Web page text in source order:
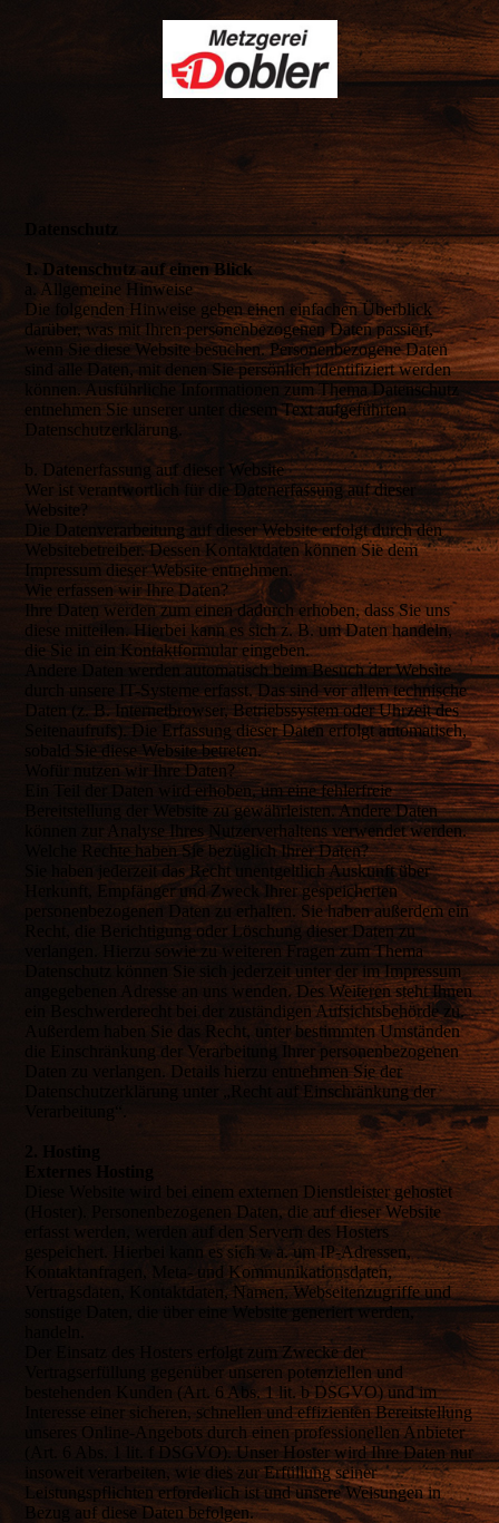
Datenschutz
1. Datenschutz auf einen Blick
a. Allgemeine Hinweise
Die folgenden Hinweise geben einen einfachen Überblick
darüber, was mit Ihren personenbezogenen Daten passiert,
wenn Sie diese Website besuchen. Personenbezogene Daten
sind alle Daten, mit denen Sie persönlich identifiziert werden
können. Ausführliche Informationen zum Thema Datenschutz
entnehmen Sie unserer unter diesem Text aufgeführten
Datenschutzerklärung.
b. Datenerfassung auf dieser Website
Wer ist verantwortlich für die Datenerfassung auf dieser
Website?
Die Datenverarbeitung auf dieser Website erfolgt durch den
Websitebetreiber. Dessen Kontaktdaten können Sie dem
Impressum dieser Website entnehmen.
Wie erfassen wir Ihre Daten?
Ihre Daten werden zum einen dadurch erhoben, dass Sie uns
diese mitteilen. Hierbei kann es sich z. B. um Daten handeln,
die Sie in ein Kontaktformular eingeben.
Andere Daten werden automatisch beim Besuch der Website
durch unsere IT-Systeme erfasst. Das sind vor allem technische
Daten (z. B. Internetbrowser, Betriebssystem oder Uhrzeit des
Seitenaufrufs). Die Erfassung dieser Daten erfolgt automatisch,
sobald Sie diese Website betreten.
Wofür nutzen wir Ihre Daten?
Ein Teil der Daten wird erhoben, um eine fehlerfreie
Bereitstellung der Website zu gewährleisten. Andere Daten
können zur Analyse Ihres Nutzerverhaltens verwendet werden.
Welche Rechte haben Sie bezüglich Ihrer Daten?
Sie haben jederzeit das Recht unentgeltlich Auskunft über
Herkunft, Empfänger und Zweck Ihrer gespeicherten
personenbezogenen Daten zu erhalten. Sie haben außerdem ein
Recht, die Berichtigung oder Löschung dieser Daten zu
verlangen. Hierzu sowie zu weiteren Fragen zum Thema
Datenschutz können Sie sich jederzeit unter der im Impressum
angegebenen Adresse an uns wenden. Des Weiteren steht Ihnen
ein Beschwerderecht bei der zuständigen Aufsichtsbehörde zu.
Außerdem haben Sie das Recht, unter bestimmten Umständen
die Einschränkung der Verarbeitung Ihrer personenbezogenen
Daten zu verlangen. Details hierzu entnehmen Sie der
Datenschutzerklärung unter „Recht auf Einschränkung der
Verarbeitung“.
Externes Hosting
Diese Website wird bei einem externen Dienstleister gehostet
(Hoster). Personenbezogenen Daten, die auf dieser Website
erfasst werden, werden auf den Servern des Hosters
gespeichert. Hierbei kann es sich v. a. um IP-Adressen,
Kontaktanfragen, Meta- und Kommunikationsdaten,
Vertragsdaten, Kontaktdaten, Namen, Webseitenzugriffe und
sonstige Daten, die über eine Website generiert werden,
Der Einsatz des Hosters erfolgt zum Zwecke der
Vertragserfüllung gegenüber unseren potenziellen und
bestehenden Kunden (Art. 6 Abs. 1 lit. b DSGVO) und im
Interesse einer sicheren, schnellen und effizienten Bereitstellung
unseres Online-Angebots durch einen professionellen Anbieter
(Art. 6 Abs. 1 lit. f DSGVO). Unser Hoster wird Ihre Daten nur
insoweit verarbeiten, wie dies zur Erfüllung seiner
Leistungspflichten erforderlich ist und unsere Weisungen in
Bezug auf diese Daten befolgen.